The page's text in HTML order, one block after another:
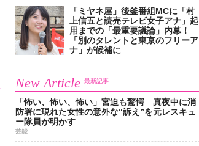
「ミヤネ屋」後釜番組MCに「村
上信五と読売テレビ女子アナ」起
用までの「最重要議論」内幕！
「別のタレントと東京のフリーア
ナ」が候補に
New Article 最新記事
「怖い、怖い、怖い」宮迫も驚愕 真夜中に消
防署に現れた女性の意外な“訴え”を元レスキュ
ー隊員が明かす
芸能